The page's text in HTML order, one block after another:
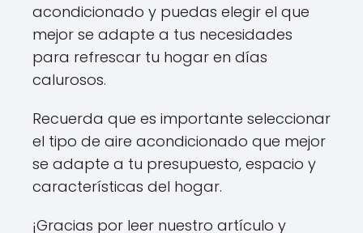
acondicionado y puedas elegir el que
mejor se adapte a tus necesidades
para refrescar tu hogar en días
calurosos.
Recuerda que es importante seleccionar
el tipo de aire acondicionado que mejor
se adapte a tu presupuesto, espacio y
características del hogar.
¡Gracias por leer nuestro artículo y